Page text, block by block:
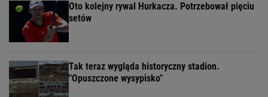
Oto kolejny rywal Hurkacza. Potrzebował pięciu
setów
Tak teraz wygląda historyczny stadion.
"Opuszczone wysypisko"